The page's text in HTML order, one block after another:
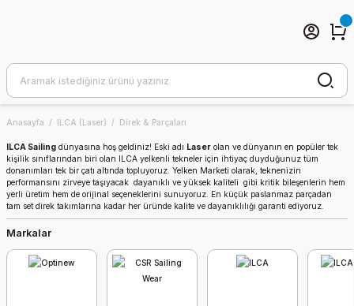
Anasayfa ILCA (Laser) Direk & Parçaları
ILCA Sailing dünyasına hoş geldiniz! Eski adı Laser olan ve dünyanın en popüler tek
kişilik sınıflarından biri olan ILCA yelkenli tekneler için ihtiyaç duyduğunuz tüm
donanımları tek bir çatı altında topluyoruz. Yelken Marketi olarak, teknenizin
performansını zirveye taşıyacak dayanıklı ve yüksek kaliteli gibi kritik bileşenlerin hem
yerli üretim hem de orijinal seçeneklerini sunuyoruz. En küçük paslanmaz parçadan
tam set direk takımlarına kadar her üründe kalite ve dayanıklılığı garanti ediyoruz.
Markalar